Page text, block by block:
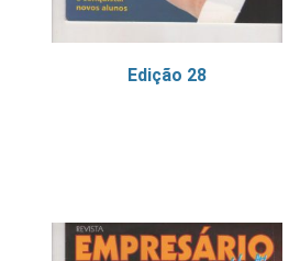
Edição 28